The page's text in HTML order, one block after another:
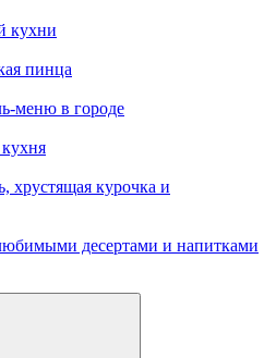
кухни
пинца
меню в городе
хрустящая курочка и
десертами и напитками